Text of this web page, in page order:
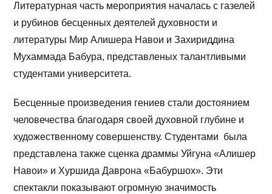
Литературная часть мероприятия началась с газелей
и рубинов бесценных деятелей духовности и
литературы Мир Алишера Навои и Захириддина
Мухаммада Бабура, представленых талантливыми
студентами университета.
Бесценные произведения гениев стали достоянием
человечества благодаря своей духовной глубине и
художественному совершенству. Студентами была
представлена также сценка драммы Уйгуна «Алишер
Навои» и Хуршида Даврона «Бабуршох». Эти
спектакли показывают огромную значимость